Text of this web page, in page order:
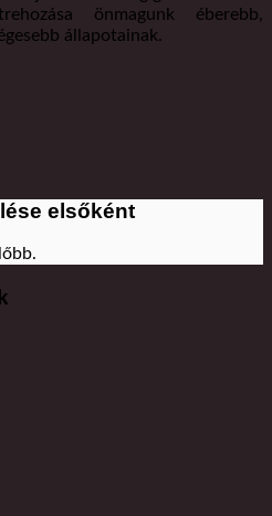
önmagunk éberebb,
állapotainak.
elsőként